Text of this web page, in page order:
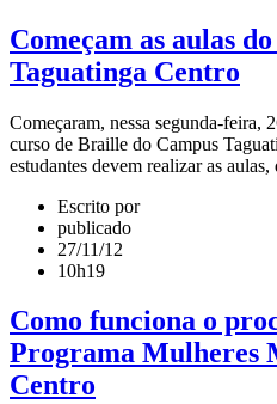
Começam as aulas
Taguatinga Centro
Começaram, nessa segunda-feira,
curso de Braille do Campus
estudantes devem realizar as
Escrito por
publicado
27/11/12
10h19
Como funciona o
Programa Mulheres
Centro